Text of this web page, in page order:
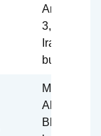
Aref 1 and
3, Peshkan
Iran
building
Mashhad,
Blvd., Aref,